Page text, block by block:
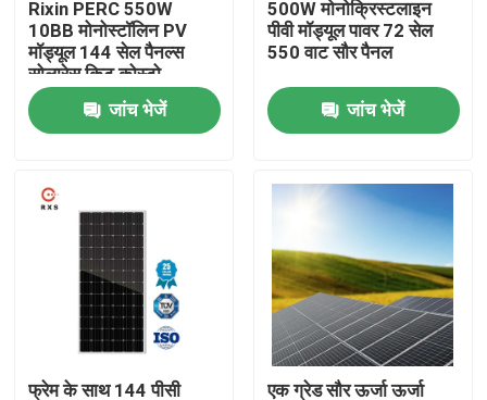
गुणवत्ता नियंत्रण
संपर्क करें
एक उद्धरण की विनती करे
सौर पीवी मॉड्यूल
हाई पावर सोलर पैनल
BIPV सौर पैनलों
Rixin PERC 550W
10BB मोनोस्टॉलिन PV
मॉड्यूल 144 सेल पैनल्स
सोलारेस किट कोस्टो
जांच भेजें
500W मोनोक्रिस्टलाइन
पीवी मॉड्यूल पावर 72 सेल
550 वाट सौर पैनल
जांच भेजें
फ्रेम के साथ 144 पीसी एक ग्रेड सौर ऊर्जा ऊर्जा